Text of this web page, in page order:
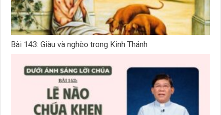
Bài 143: Giàu và nghèo trong Kinh Thánh